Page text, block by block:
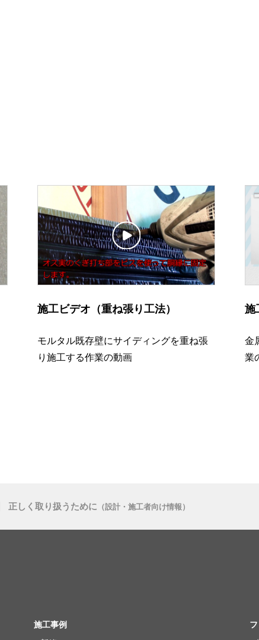
施工ビデオ（重ね張り工法）
モルタル既存壁にサイディングを重ね張
り施工する作業の動画
施
金
業
正しく取り扱うために （設計・施工者向け情報）
施工事例